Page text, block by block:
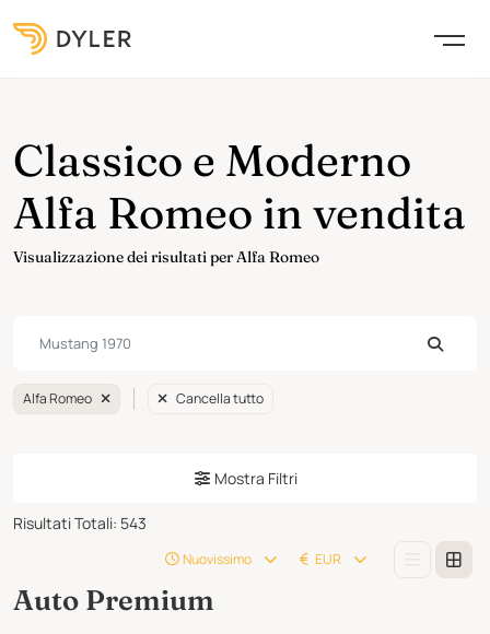
Classico e Moderno
Alfa Romeo in vendita
Visualizzazione dei risultati per Alfa Romeo
Alfa Romeo Cancella tutto
Mostra Filtri
Risultati Totali: 543
Nuovissimo EUR
Auto Premium